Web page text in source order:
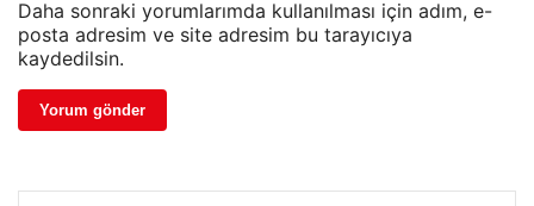
Daha sonraki yorumlarımda kullanılması için adım, e-
posta adresim ve site adresim bu tarayıcıya
kaydedilsin.